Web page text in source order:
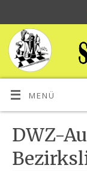
MENÜ
DWZ-